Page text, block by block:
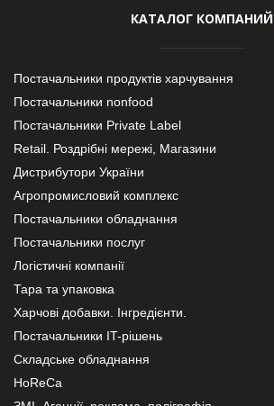
КАТАЛОГ КОМПАНИЙ
Постачальники продуктів харчування
Постачальники nonfood
Постачальники Private Label
Retail. Роздрібні мережі, Магазини
Дистрибутори України
Агропромисловий комплекс
Постачальники обладнання
Постачальники послуг
Логістичні компанії
Тара та упаковка
Харчові добавки. Інгредієнти.
Постачальники IT-рішень
Складське обладнання
HoReCa